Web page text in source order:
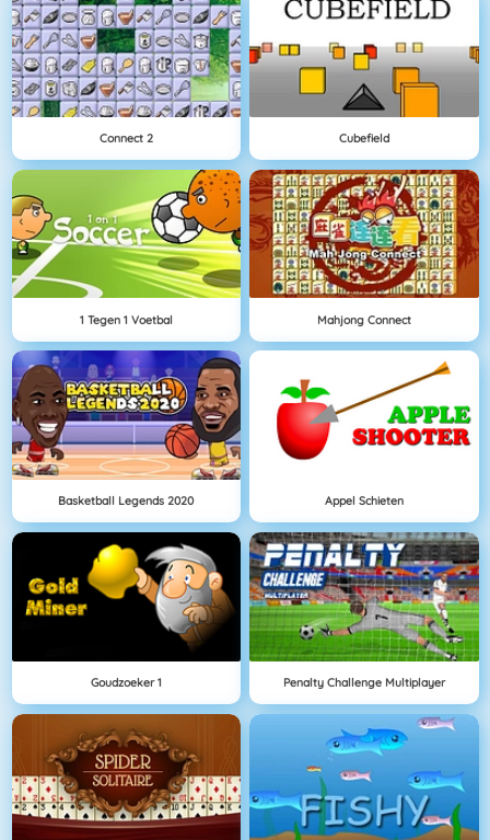
Connect 2 Cubefield
1 Tegen 1 Voetbal Mahjong Connect
Basketball Legends 2020 Appel Schieten
Goudzoeker 1 Penalty Challenge Multiplayer